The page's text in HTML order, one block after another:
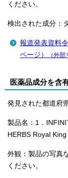
ください。
検出された成分：
報道発表資料
ページ）
（外部
医薬品成分を含
発見された都道府
製品名：1．
HERBS Royal
外観：製品の写真
ください。